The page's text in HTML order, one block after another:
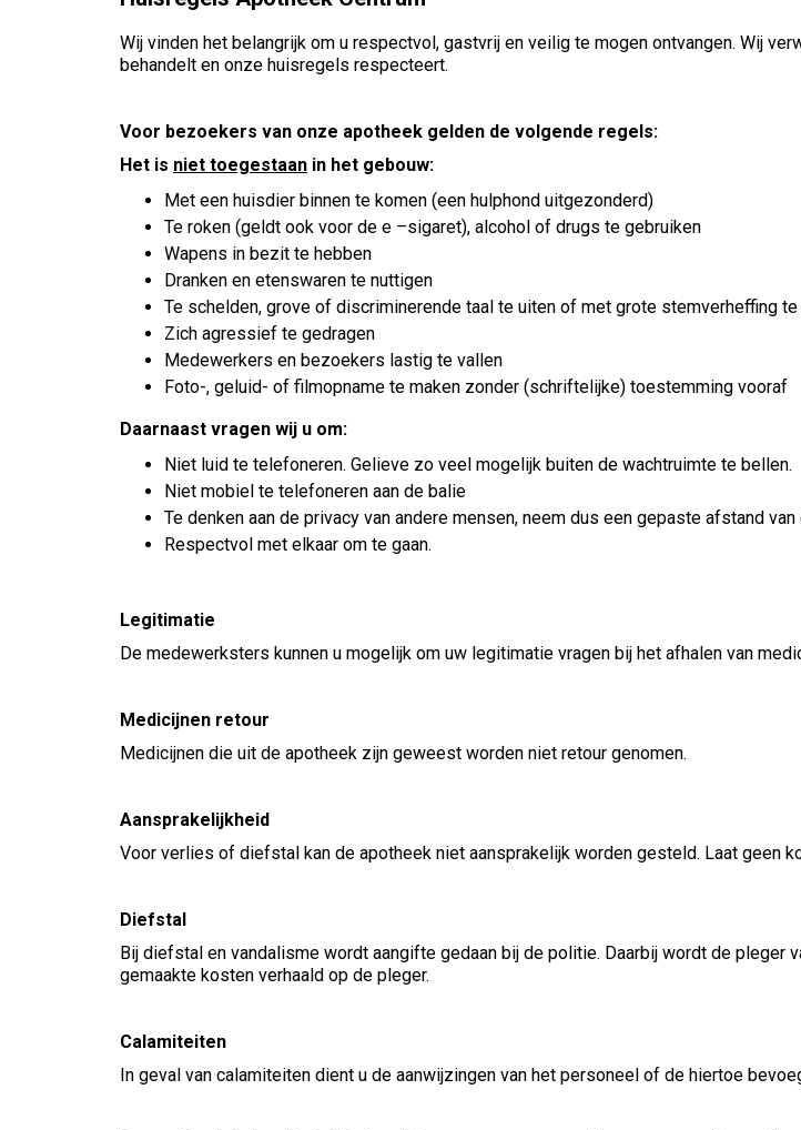
Wij vinden het belangrijk om u respectvol, gastvrij en veilig te mogen ontvangen. Wij
behandelt en onze huisregels respecteert.
Voor bezoekers van onze apotheek gelden de volgende regels:
Het is niet toegestaan in het gebouw:
Met een huisdier binnen te komen (een hulphond uitgezonderd)
Te roken (geldt ook voor de e –sigaret), alcohol of drugs te gebruiken
Wapens in bezit te hebben
Dranken en etenswaren te nuttigen
Te schelden, grove of discriminerende taal te uiten of met grote stemverheffing
Zich agressief te gedragen
Medewerkers en bezoekers lastig te vallen
Foto-, geluid- of filmopname te maken zonder (schriftelijke) toestemming vooraf
Daarnaast vragen wij u om:
Niet luid te telefoneren. Gelieve zo veel mogelijk buiten de wachtruimte te bellen.
Niet mobiel te telefoneren aan de balie
Te denken aan de privacy van andere mensen, neem dus een gepaste afstand van
Respectvol met elkaar om te gaan.
Legitimatie
De medewerksters kunnen u mogelijk om uw legitimatie vragen bij het afhalen van
Medicijnen retour
Medicijnen die uit de apotheek zijn geweest worden niet retour genomen.
Aansprakelijkheid
Voor verlies of diefstal kan de apotheek niet aansprakelijk worden gesteld. Laat geen
Diefstal
Bij diefstal en vandalisme wordt aangifte gedaan bij de politie. Daarbij wordt de pleger
gemaakte kosten verhaald op de pleger.
Calamiteiten
In geval van calamiteiten dient u de aanwijzingen van het personeel of de hiertoe